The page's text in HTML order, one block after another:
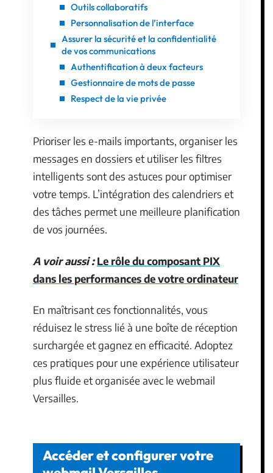
Outils collaboratifs
Personnalisation de l’interface
Assurer la sécurité et la confidentialité
de vos communications
Authentification à deux facteurs
Gestionnaire de mots de passe
Respect de la vie privée
Prioriser les e-mails importants, organiser les
messages en dossiers et utiliser les filtres
intelligents sont des astuces pour optimiser
votre temps. L’intégration des calendriers et
des tâches permet une meilleure planification
de vos journées.
A voir aussi : Le rôle du composant PIX
dans les performances de votre ordinateur
En maîtrisant ces fonctionnalités, vous
réduisez le stress lié à une boîte de réception
surchargée et gagnez en efficacité. Adoptez
ces pratiques pour une expérience utilisateur
plus fluide et organisée avec le webmail
Versailles.
Accéder et configurer votre